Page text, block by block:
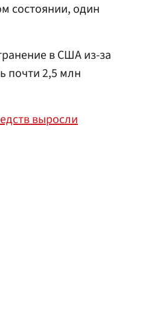
состоянии, один
в США из-за
почти 2,5 млн
выросли